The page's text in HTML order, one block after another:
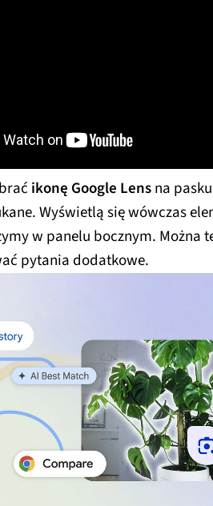
ikonę Google Lensna
Wyświetlą się wówczas
w panelu bocznym. Można
pytania dodatkowe.